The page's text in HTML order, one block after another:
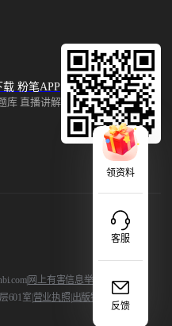
领资料
客服
反馈
载 粉笔APP
库 直播讲解
| 网上有害信息举报
601室 营业执照 出版物证